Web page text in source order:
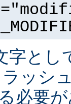
字と
ッシ
必要